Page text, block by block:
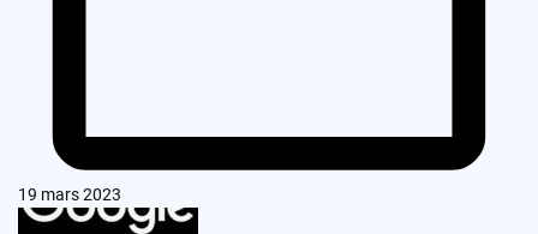
19 mars 2023